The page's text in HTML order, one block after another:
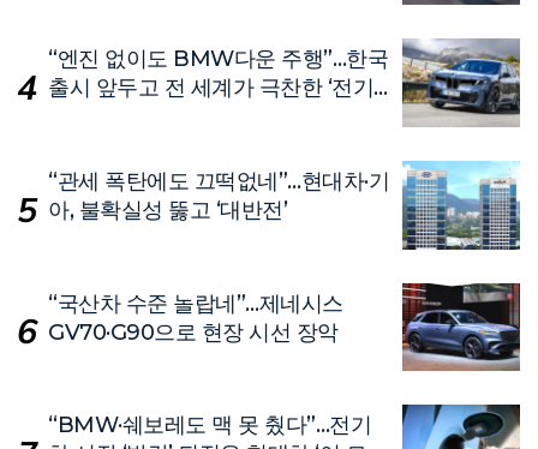
“엔진 없이도 BMW다운 주행”…한국
출시 앞두고 전 세계가 극찬한 ‘전기
“관세 폭탄에도 끄떡없네”…현대차·기
아, 불확실성 뚫고 ‘대반전’
“국산차 수준 놀랍네”…제네시스
GV70·G90으로 현장 시선 장악
“BMW·쉐보레도 맥 못 췄다”…전기